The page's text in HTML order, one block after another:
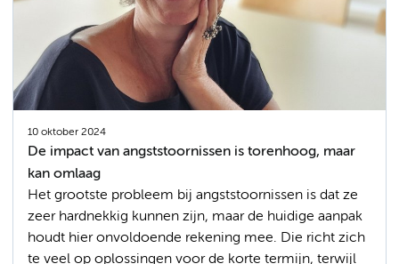
10 oktober 2024
De impact van angststoornissen is torenhoog, maar
kan omlaag
Het grootste probleem bij angststoornissen is dat ze
zeer hardnekkig kunnen zijn, maar de huidige aanpak
houdt hier onvoldoende rekening mee. Die richt zich
te veel op oplossingen voor de korte termijn, terwijl